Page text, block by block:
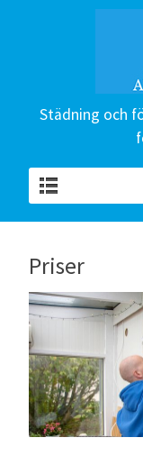
Städning och
Priser